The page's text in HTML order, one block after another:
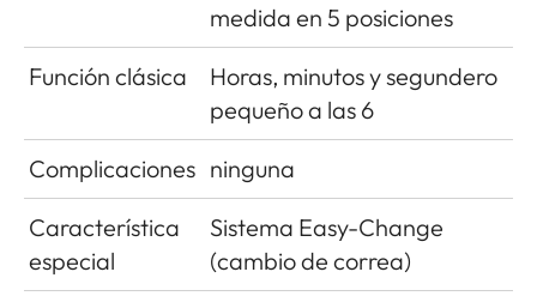
medida en 5 posiciones
Función clásica
Horas, minutos y segundero
pequeño a las 6
Complicaciones ninguna
Característica
especial
Sistema Easy-Change
(cambio de correa)